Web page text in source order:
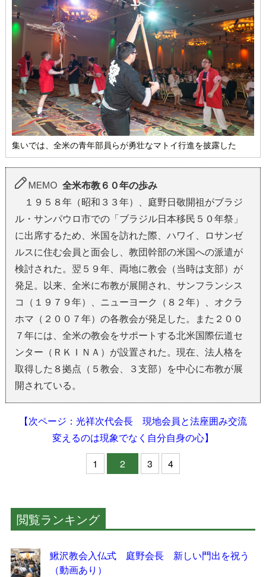
集いでは、全米の青年部員らが勇壮なマトイ行進を披露した
全米布教６０年の歩み
１９５８年（昭和３３年）、庭野日敬開祖がブラジ
ル・サンパウロ市での「ブラジル日本移民５０年祭」
に出席するため、米国を訪れた際、ハワイ、ロサンゼ
ルスに住む会員と面会し、教団幹部の米国への派遣が
検討された。翌５９年、両地に教会（当時は支部）が
発足。以来、全米に布教が展開され、サンフランシス
コ（１９７９年）、ニューヨーク（８２年）、オクラ
ホマ（２００７年）の各教会が発足した。また２００
７年には、全米の教会をサポートする北米国際伝道セ
ンター（ＲＫＩＮＡ）が設置された。現在、法人格を
取得した８拠点（５教会、３支部）を中心に布教が展
開されている。
【次ページ：光祥次代会長 現地会員と法座囲み交流
変えるのは現象でなく自分自身の心】
1
2 3 4
閲覧ランキング
鰍沢教会入仏式 庭野会長 新しい門出を祝う
（動画あり）